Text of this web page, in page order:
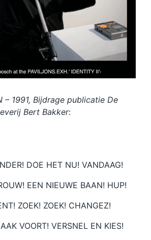
– 1991, Bijdrage publicatie De
Bert Bakker:
DOE HET NU! VANDAAG!
EEN NIEUWE BAAN! HUP!
ZOEK! ZOEK! CHANGEZ!
VOORT! VERSNEL EN KIES!